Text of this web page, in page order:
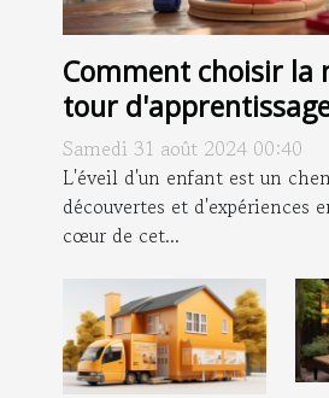
Comment choisir la
tour
enfant
Samedi 31 août 2024 00:40
L'éveil d'un enfant est un
découvertes et d'expériences
cœur de cet...